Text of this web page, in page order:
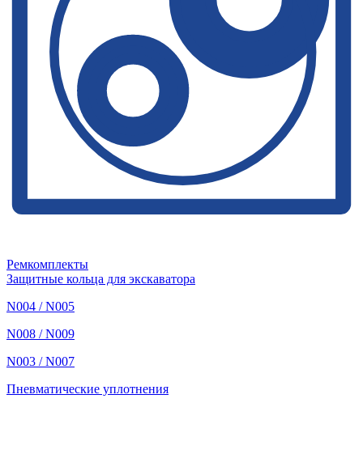
Ремкомплекты
Защитные кольца для экскаватора
N004 / N005
N008 / N009
N003 / N007
Пневматические уплотнения